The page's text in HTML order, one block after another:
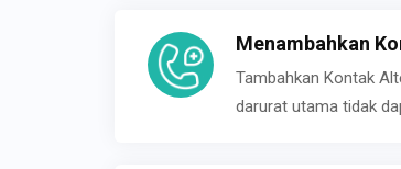
Menambahkan
Tambahkan Kontak
darurat utama tidak